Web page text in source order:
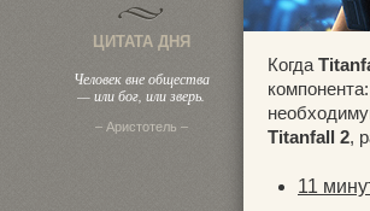
ЦИТАТА ДНЯ
Человек вне общества
— или бог, или зверь.
– Аристотель –
Когда
Titanfall 2,
11